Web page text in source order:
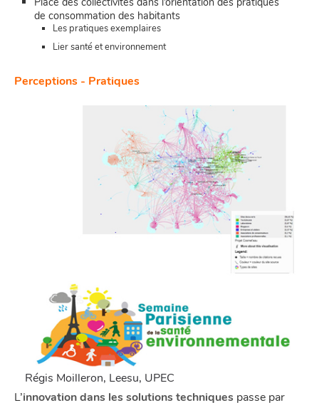
de consommation des habitants
Les pratiques exemplaires
Lier santé et environnement
Perceptions - Pratiques
Régis Moilleron, Leesu, UPEC
L’innovation dans les solutions techniques passe par